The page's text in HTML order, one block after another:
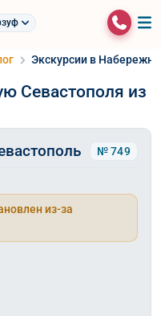
Экскурсии в
Севастополя из
№ 749
из-за